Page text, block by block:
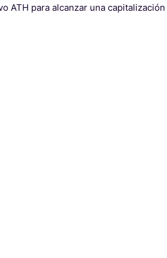
ATH para alcanzar una capitalización